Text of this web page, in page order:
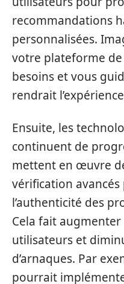
recommandations
personnalisées.
votre plateforme
besoins et vous
rendrait
Ensuite, les
continuent de
mettent en œuvre
vérification
l’authenticité des
Cela fait
utilisateurs et
d’arnaques. Par
pourrait